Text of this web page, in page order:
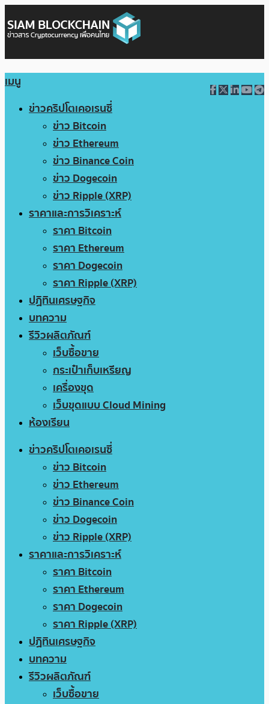
เมนู
ข่าวคริปโตเคอเรนซี่
ข่าว Bitcoin
ข่าว Ethereum
ข่าว Binance Coin
ข่าว Dogecoin
ข่าว Ripple (XRP)
ราคาและการวิเคราะห์
ราคา Bitcoin
ราคา Ethereum
ราคา Dogecoin
ราคา Ripple (XRP)
ปฏิทินเศรษฐกิจ
บทความ
รีวิวผลิตภัณฑ์
เว็บซื้อขาย
กระเป๋าเก็บเหรียญ
เครื่องขุด
เว็บขุดแบบ Cloud Mining
ห้องเรียน
ข่าวคริปโตเคอเรนซี่
ข่าว Bitcoin
ข่าว Ethereum
ข่าว Binance Coin
ข่าว Dogecoin
ข่าว Ripple (XRP)
ราคาและการวิเคราะห์
ราคา Bitcoin
ราคา Ethereum
ราคา Dogecoin
ราคา Ripple (XRP)
ปฏิทินเศรษฐกิจ
บทความ
รีวิวผลิตภัณฑ์
เว็บซื้อขาย